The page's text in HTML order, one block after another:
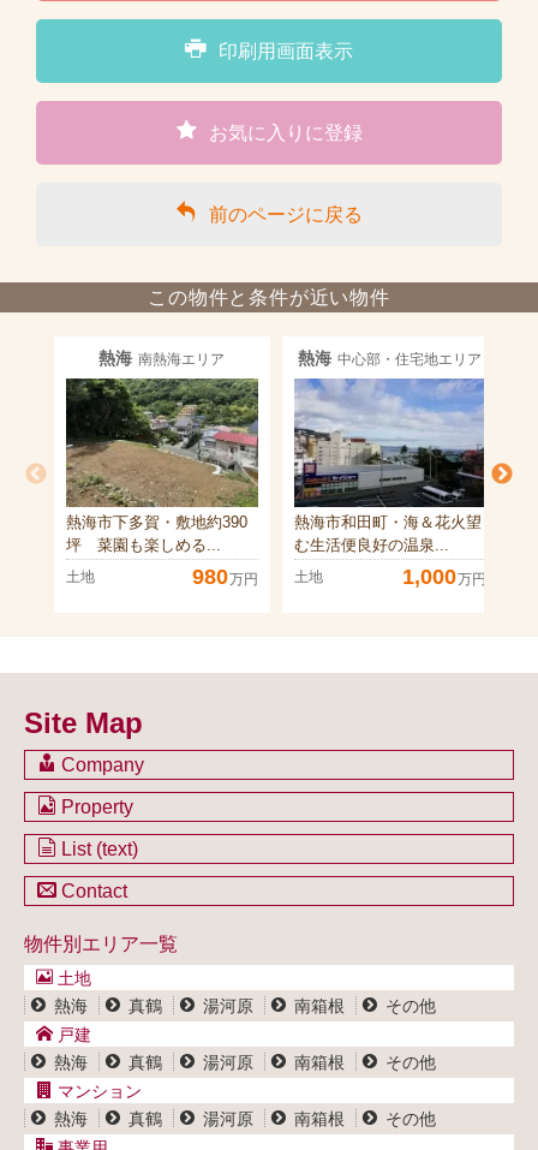
印刷用画面表示
お気に入りに登録
前のページに戻る
この物件と条件が近い物件
熱海 南熱海エリア
熱海市下多賀・敷地約390
坪 菜園も楽しめる...
土地 980万円
熱海 中心部・住宅地エリア
熱海市和田町・海＆花火望
む生活便良好の温泉...
土地 1,000万円
Site Map
Company
会社のご案内
不動産を購入したい方
不動産を売却したい方
不動産買取システム
Property
土地一覧
戸建一覧
マンション一覧
事業用物件一覧
List (text)
土地一覧
マンション一覧
事業用物件一覧
Contact
ブログ
プライバシーポリシー
サイトポリシー
物件別エリア一覧
土地
熱海
真鶴 湯河原 南箱根
その他
戸建
熱海
真鶴 湯河原 南箱根
その他
マンション
熱海
真鶴 湯河原 南箱根
その他